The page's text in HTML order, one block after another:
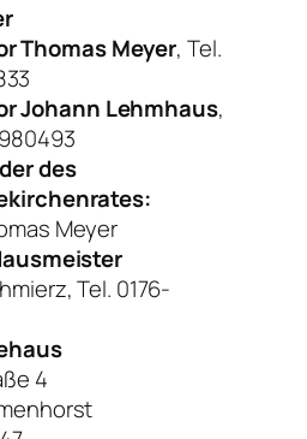
Thomas Meyer, Tel.
Johann Lehmhaus,
des
Meyer
Tel. 0176-
4